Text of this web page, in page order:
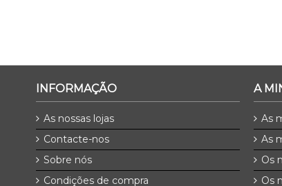
INFORMAÇÃO
As nossas lojas
Contacte-nos
Sobre nós
Condições de compra
A
As
As
Os
Os